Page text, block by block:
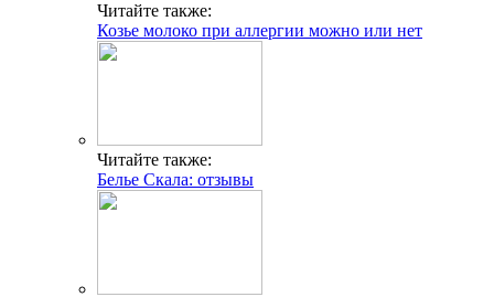
Читайте также:
Козье молоко при аллергии можно или нет
Читайте также:
Белье Скала: отзывы